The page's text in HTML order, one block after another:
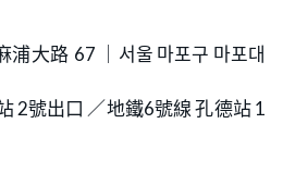
浦大路 67 ｜서울 마포구 마포대
2號出口 ／地鐵6號線 孔德站 1